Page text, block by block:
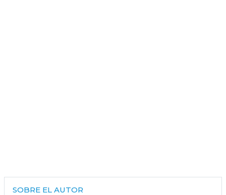
SOBRE EL AUTOR